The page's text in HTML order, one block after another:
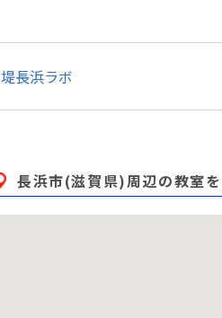
堤長浜ラボ
長浜市(滋賀県)周辺の教室